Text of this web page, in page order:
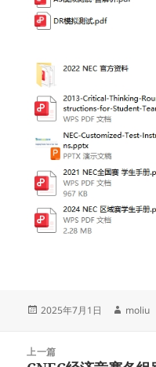
发
2025年7月1日
作
moliu
上一篇